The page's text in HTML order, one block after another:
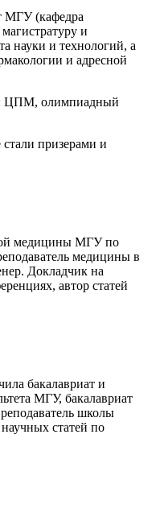
МГУ (кафедра
и
науки и технологий, а
и адресной
ЦПМ, олимпиадный
призерами и
медицины МГУ по
медицины в
Докладчик на
автор статей
бакалавриат и
МГУ, бакалавриат
школы
статей по